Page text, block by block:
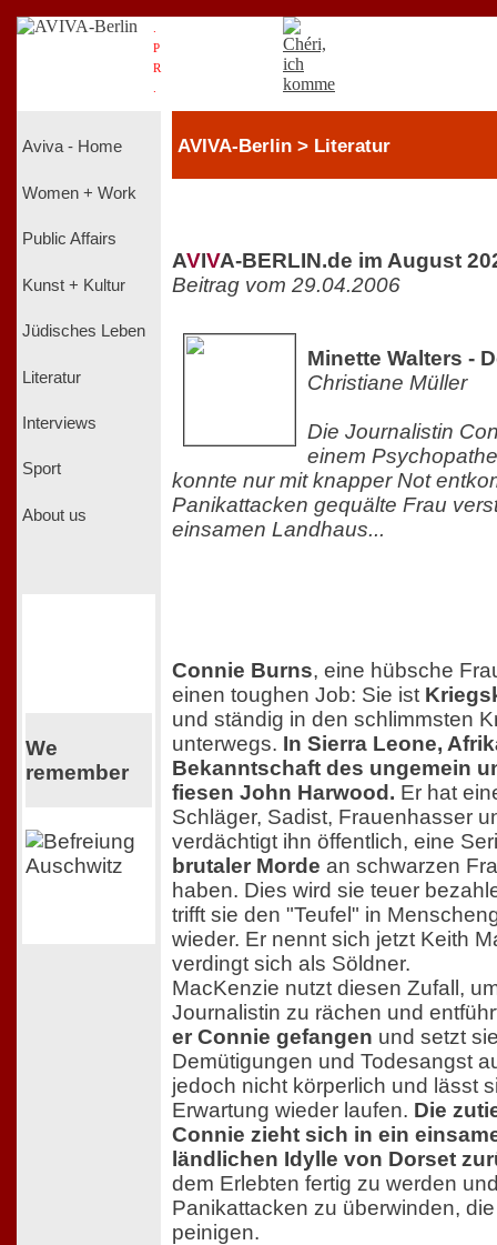
P
R
Aviva - Home
Women + Work
Public Affairs
Kunst + Kultur
Jüdisches Leben
Literatur
Interviews
Sport
About us
We
remember
AVIVA-Berlin > Literatur
AVIVA-BERLIN.de im August
Beitrag vom 29.04.2006
Minette Walters -
Christiane Müller
Die Journalistin
einem
konnte nur mit knapper Not
Panikattacken gequälte Frau
einsamen Landhaus...
Connie Burns, eine hübsche
einen toughen Job: Sie ist
und ständig in den schlimmsten
unterwegs. In Sierra Leone,
Bekanntschaft des ungemein
fiesen John Harwood. Er hat
Schläger, Sadist, Frauenhasser
verdächtigt ihn öffentlich, eine
brutaler Morde an schwarzen
haben. Dies wird sie teuer
trifft sie den "Teufel" in
wieder. Er nennt sich jetzt Keith
verdingt sich als Söldner.
MacKenzie nutzt diesen Zufall,
Journalistin zu rächen und
er Connie gefangen und setzt
Demütigungen und Todesangst
jedoch nicht körperlich und lässt
Erwartung wieder laufen. Die
Connie zieht sich in ein
ländlichen Idylle von Dorset
dem Erlebten fertig zu werden
Panikattacken zu überwinden,
peinigen.